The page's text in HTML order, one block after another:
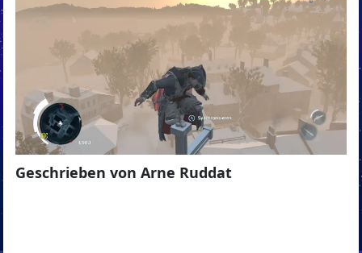
Geschrieben von Arne Ruddat